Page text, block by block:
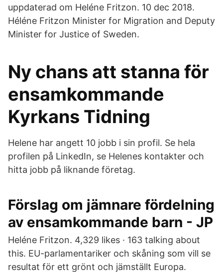
uppdaterad om Heléne Fritzon. 10 dec 2018.
Héléne Fritzon Minister for Migration and Deputy
Minister for Justice of Sweden.
Ny chans att stanna för
ensamkommande
Kyrkans Tidning
Helene har angett 10 jobb i sin profil. Se hela
profilen på LinkedIn, se Helenes kontakter och
hitta jobb på liknande företag.
Förslag om jämnare fördelning
av ensamkommande barn - JP
Heléne Fritzon. 4,329 likes · 163 talking about
this. EU-parlamentariker och skåning som vill se
resultat för ett grönt och jämställt Europa.